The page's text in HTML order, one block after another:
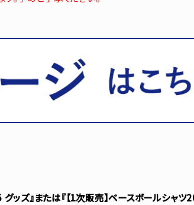
ッズ』または『【1次販売】ベースボールシャツ